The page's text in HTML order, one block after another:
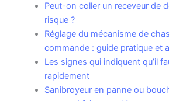
Peut-on coller un receveur de
risque ?
Réglage du mécanisme de
commande : guide pratique et
Les signes qui indiquent qu’il
rapidement
Sanibroyeur en panne ou